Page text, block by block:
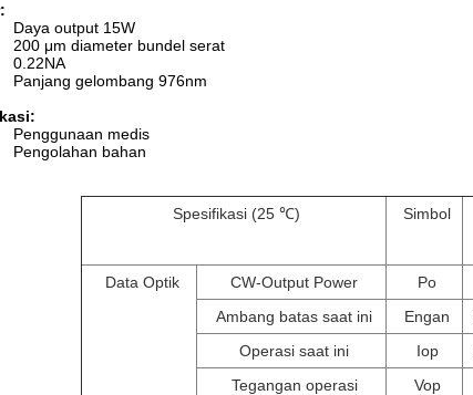
:
Daya output 15W
200 μm diameter bundel serat
0.22NA
Panjang gelombang 976nm
:
Penggunaan medis
Pengolahan bahan
Spesifikasi (25 ℃) Simbol
Data Optik
CW-Output Power Po
Ambang batas saat ini
Engan
Operasi saat ini
Iop
Tegangan operasi
Vop